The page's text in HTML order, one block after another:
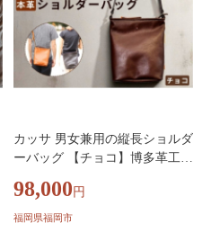
カッサ 男女兼用の縦長ショルダ
ーバッグ 【チョコ】博多革工房
98,000 円
福岡県福岡市